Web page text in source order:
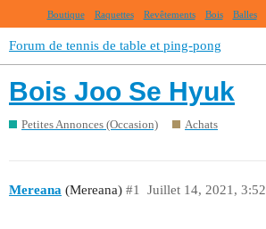
Boutique Raquettes Revêtements Bois Balles
Forum de tennis de table et ping-pong
Bois Joo Se Hyuk
Petites Annonces (Occasion) Achats
Mereana (Mereana) Juillet 14, 2021, 3:52
#1